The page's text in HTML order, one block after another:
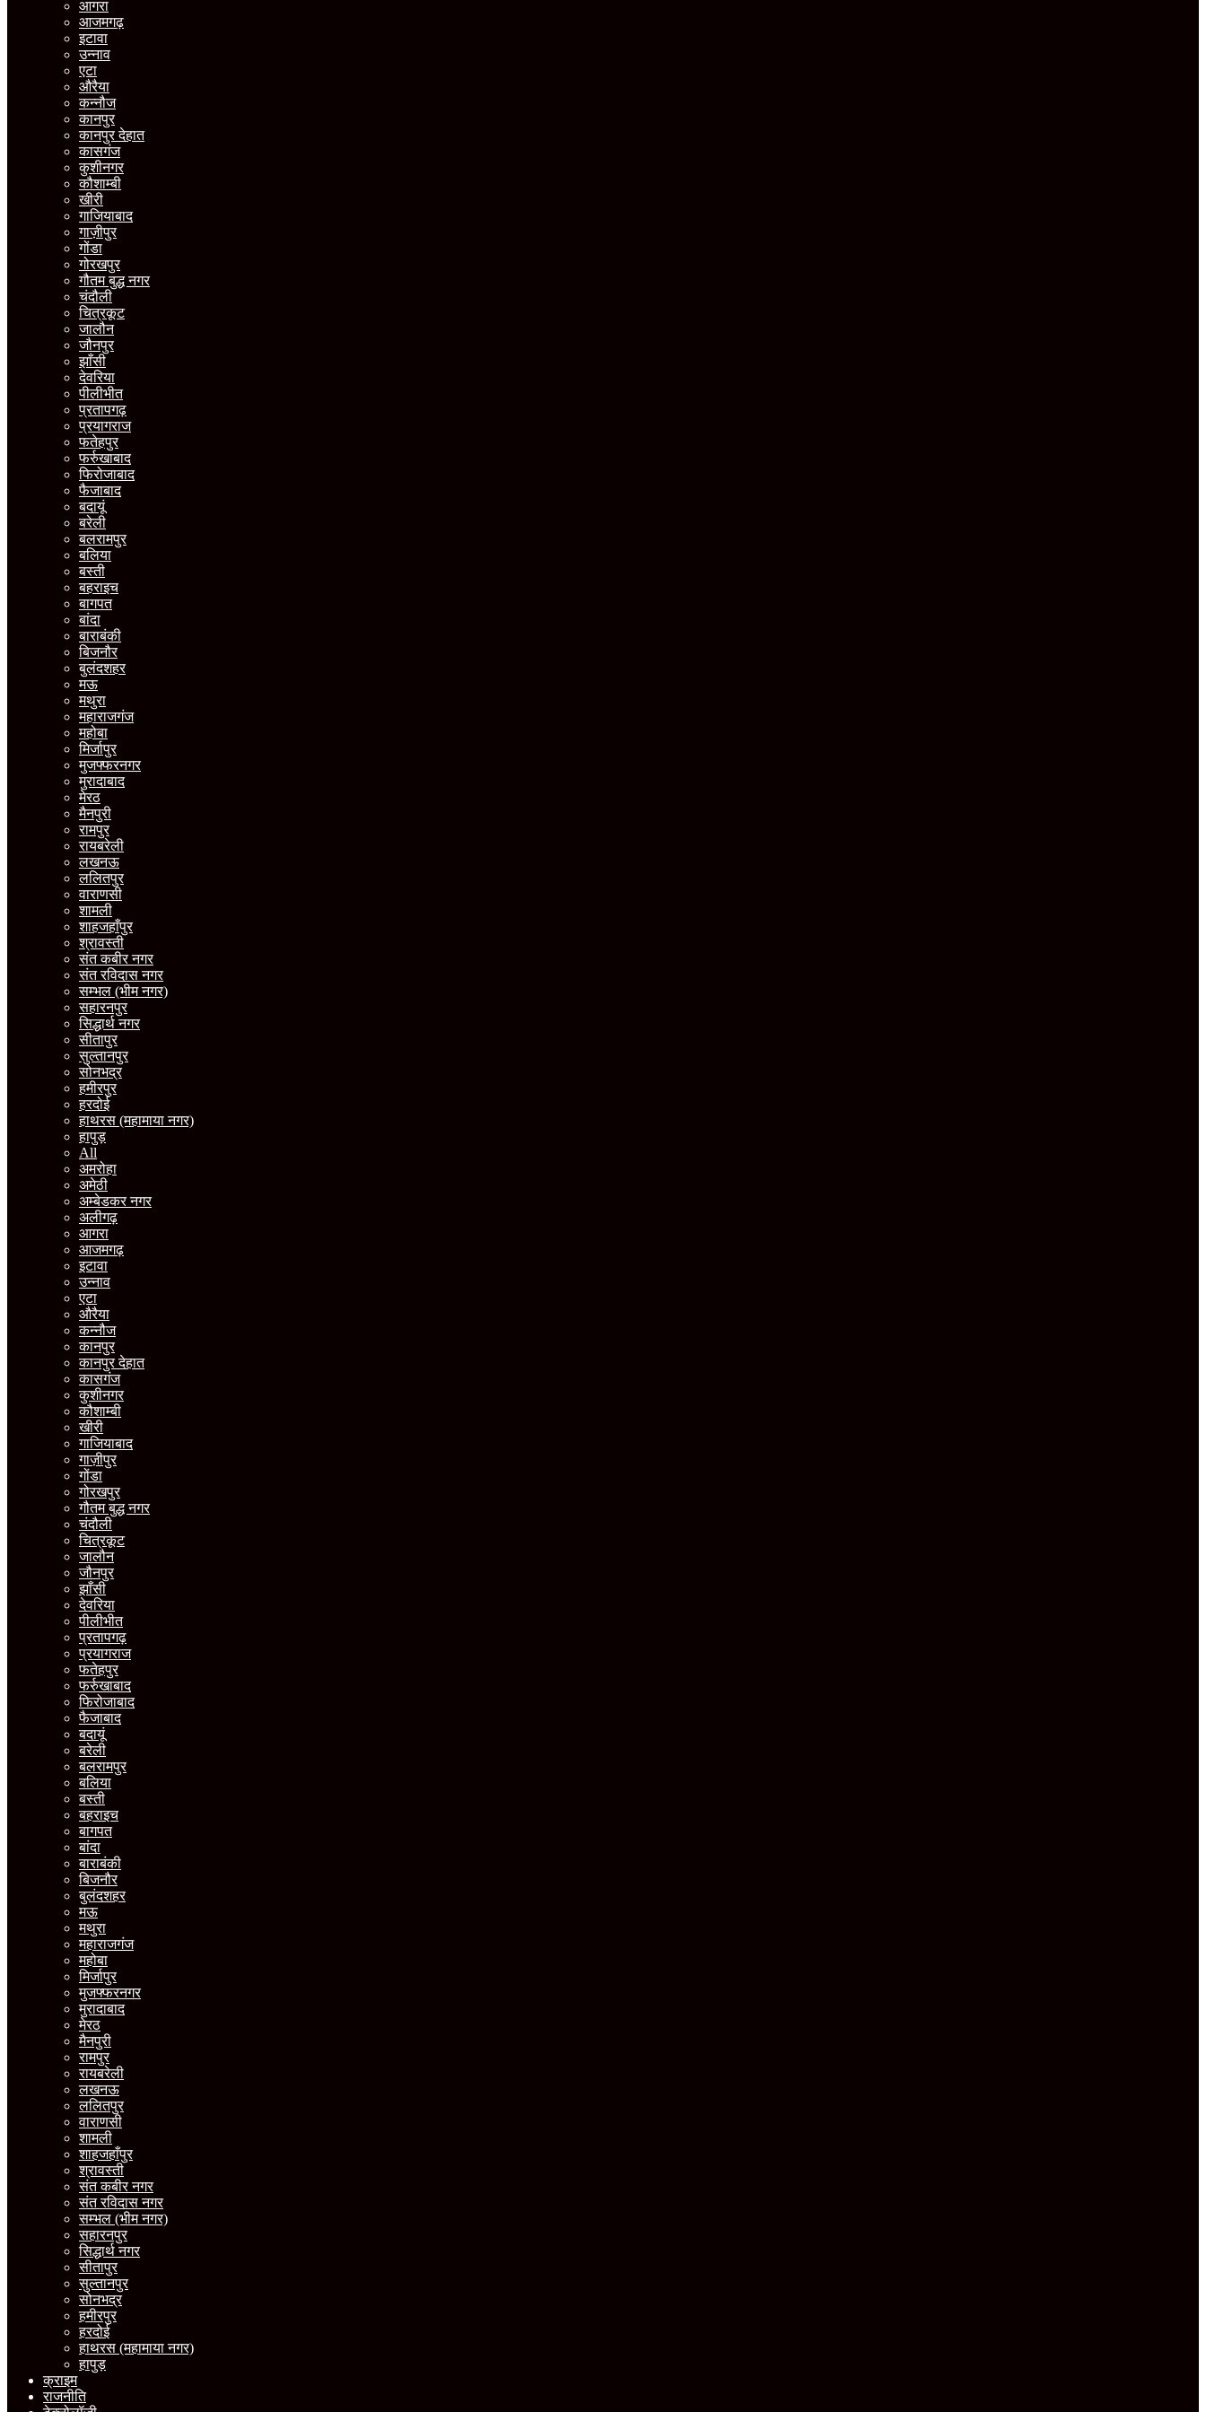
आगरा
आजमगढ़
इटावा
उन्नाव
एटा
औरैया
कन्नौज
कानपुर
कानपुर देहात
कासगंज
कुशीनगर
कौशाम्बी
खीरी
गाजियाबाद
गाज़ीपुर
गोंडा
गोरखपुर
गौतम बुद्ध नगर
चंदौली
चित्रकूट
जालौन
जौनपुर
झाँसी
देवरिया
पीलीभीत
प्रतापगढ़
प्रयागराज
फतेहपुर
फर्रुखाबाद
फिरोजाबाद
फैजाबाद
बदायूं
बरेली
बलरामपुर
बलिया
बस्ती
बहराइच
बागपत
बांदा
बाराबंकी
बिजनौर
बुलंदशहर
मऊ
मथुरा
महाराजगंज
महोबा
मिर्जापुर
मुजफ्फरनगर
मुरादाबाद
मेरठ
मैनपुरी
रामपुर
रायबरेली
लखनऊ
ललितपुर
वाराणसी
शामली
शाहजहाँपुर
श्रावस्ती
संत कबीर नगर
संत रविदास नगर
सम्भल (भीम नगर)
सहारनपुर
सिद्धार्थ नगर
सीतापुर
सुल्तानपुर
सोनभद्र
हमीरपुर
हरदोई
हाथरस (महामाया नगर)
हापुड़
All
अमरोहा
अमेठी
अम्बेडकर नगर
अलीगढ़
आगरा
आजमगढ़
इटावा
उन्नाव
एटा
औरैया
कन्नौज
कानपुर
कानपुर देहात
कासगंज
कुशीनगर
कौशाम्बी
खीरी
गाजियाबाद
गाज़ीपुर
गोंडा
गोरखपुर
गौतम बुद्ध नगर
चंदौली
चित्रकूट
जालौन
जौनपुर
झाँसी
देवरिया
पीलीभीत
प्रतापगढ़
प्रयागराज
फतेहपुर
फर्रुखाबाद
फिरोजाबाद
फैजाबाद
बदायूं
बरेली
बलरामपुर
बलिया
बस्ती
बहराइच
बागपत
बांदा
बाराबंकी
बिजनौर
बुलंदशहर
मऊ
मथुरा
महाराजगंज
महोबा
मिर्जापुर
मुजफ्फरनगर
मुरादाबाद
मेरठ
मैनपुरी
रामपुर
रायबरेली
लखनऊ
ललितपुर
वाराणसी
शामली
शाहजहाँपुर
श्रावस्ती
संत कबीर नगर
संत रविदास नगर
सम्भल (भीम नगर)
सहारनपुर
सिद्धार्थ नगर
सीतापुर
सुल्तानपुर
सोनभद्र
हमीरपुर
हरदोई
हाथरस (महामाया नगर)
हापुड़
क्राइम
राजनीति